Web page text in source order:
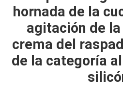
PRODUCTOS
SOBRE
Rights
Reserved.
hornada de la
agitación de
crema del
de la categoría